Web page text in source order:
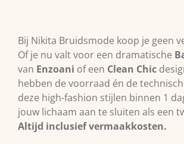
Bij Nikita Bruidsmode koop je geen
Of je nu valt voor een dramatische
van Enzoani of een Clean Chic
hebben de voorraad én de
deze high-fashion stijlen binnen 1
jouw lichaam aan te sluiten als een
Altijd inclusief vermaakkosten.